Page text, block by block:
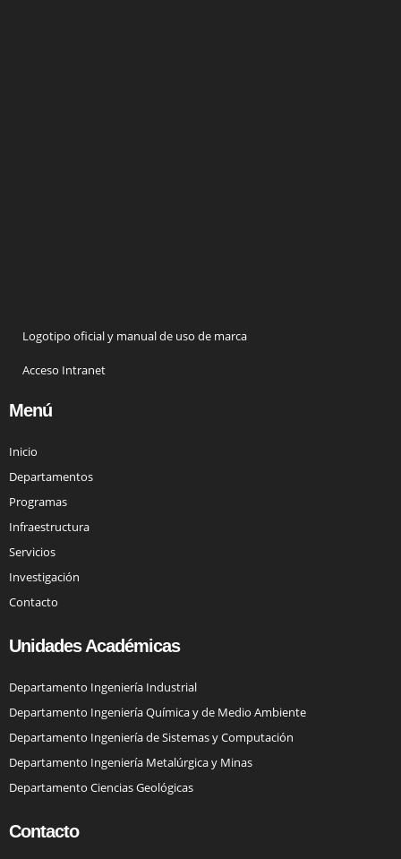
Logotipo oficial y manual de uso de marca
Acceso Intranet
Menú
Inicio
Departamentos
Programas
Infraestructura
Servicios
Investigación
Contacto
Unidades Académicas
Departamento Ingeniería Industrial
Departamento Ingeniería Química y de Medio Ambiente
Departamento Ingeniería de Sistemas y Computación
Departamento Ingeniería Metalúrgica y Minas
Departamento Ciencias Geológicas
Contacto